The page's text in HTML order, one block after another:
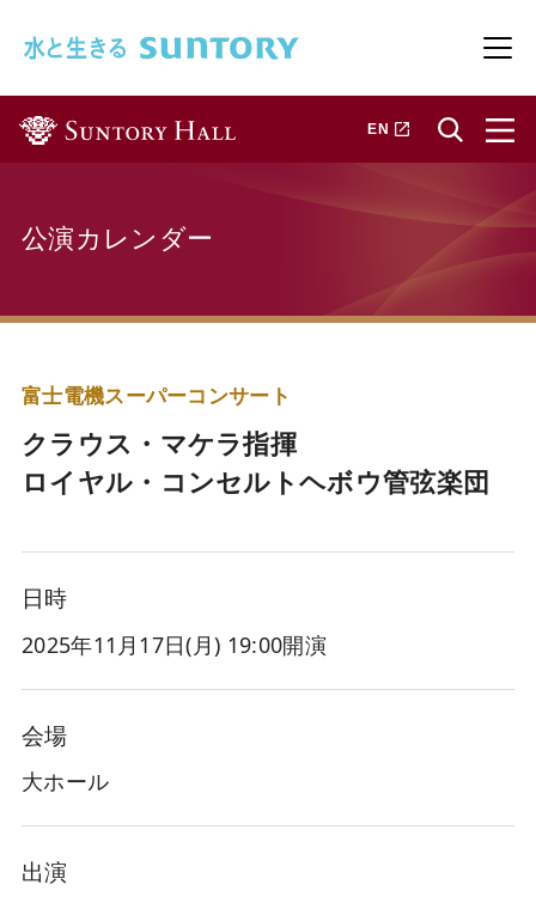
メ
EN 新しいタブで開きます
公演カレンダー
富士電機スーパーコンサート
クラウス・マケラ指揮
ロイヤル・コンセルトヘボウ管弦楽団
日時
2025年11月17日(月) 19:00開演
会場
大ホール
出演